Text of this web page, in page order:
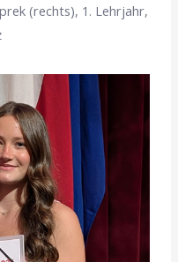
(rechts), 1. Lehrjahr,